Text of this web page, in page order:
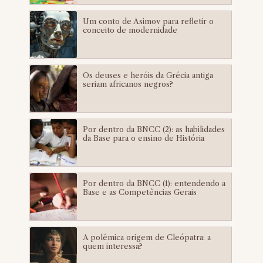
Um conto de Asimov para refletir o
conceito de modernidade
Os deuses e heróis da Grécia antiga
seriam africanos negros?
Por dentro da BNCC (2): as habilidades
da Base para o ensino de História
Por dentro da BNCC (1): entendendo a
Base e as Competências Gerais
A polêmica origem de Cleópatra: a
quem interessa?